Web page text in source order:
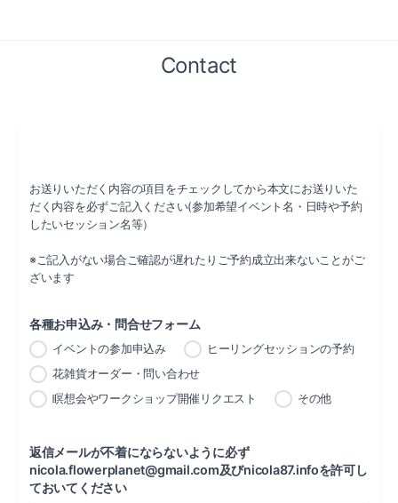
Contact
お送りいただく内容の項目をチェックしてから本文にお送りいた
だく内容を必ずご記入ください(参加希望イベント名・日時や予約
したいセッション名等）
※ご記入がない場合ご確認が遅れたりご予約成立出来ないことがご
ざいます
各種お申込み・問合せフォーム
イベントの参加申込み
ヒーリングセッションの予約
花雑貨オーダー・問い合わせ
瞑想会やワークショップ開催リクエスト
その他
返信メールが不着にならないように必ず
nicola.flowerplanet@gmail.com及びnicola87.infoを許可し
ておいてください